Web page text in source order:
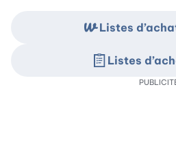
Listes
Listes